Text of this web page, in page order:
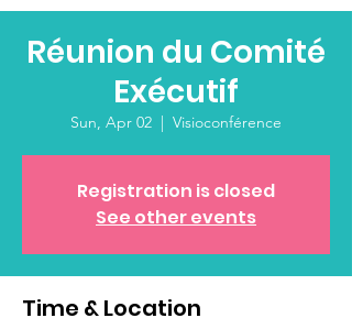
Réunion du Comité
Exécutif
Sun, Apr 02
  |
Visioconférence
Registration is closed
See other events
Time & Location